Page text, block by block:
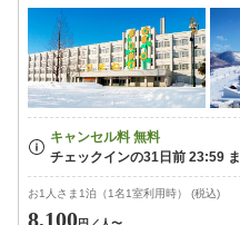
お1人さま1泊（1名1室利用時） (税込)
8,100